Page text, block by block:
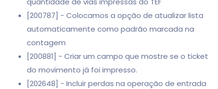
[200787] - Colocamos a opção de atualizar lista
automaticamente como padrão marcada na
contagem
[200881] - Criar um campo que mostre se o ticket
do movimento já foi impresso.
[202648] - Incluir perdas na operação de entrada